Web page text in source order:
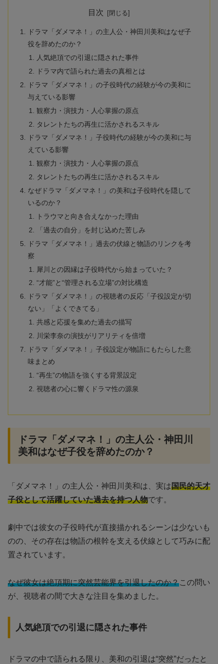
目次
ドラマ「ダメマネ！」の主人公・神田川美和はなぜ子
役を辞めたのか？
人気絶頂での引退に隠された事件
ドラマ内で語られた過去の真相とは
ドラマ「ダメマネ！」の子役時代の経験が今の美和に
与えている影響
観察力・演技力・人心掌握の原点
タレントたちの再生に活かされるスキル
ドラマ「ダメマネ！」子役時代の経験が今の美和に与
えている影響
観察力・演技力・人心掌握の原点
タレントたちの再生に活かされるスキル
なぜドラマ「ダメマネ！」の美和は子役時代を隠して
いるのか？
トラウマと向き合えなかった理由
「過去の自分」を封じ込めた苦しみ
ドラマ「ダメマネ！」過去の伏線と物語のリンクを考
察
犀川との因縁は子役時代から始まっていた？
“才能”と“管理される立場”の対比構造
ドラマ「ダメマネ！」の視聴者の反応「子役設定が切
ない」「よくできてる」
共感と応援を集めた過去の描写
川栄李奈の演技がリアリティを倍増
ドラマ「ダメマネ！」子役設定が物語にもたらした意
味まとめ
“再生”の物語を強くする背景設定
視聴者の心に響くドラマ性の源泉
ドラマ「ダメマネ！」の主人公・神田川
美和はなぜ子役を辞めたのか？
「ダメマネ！」の主人公・神田川美和は、実は国民的天才
子役として活躍していた過去を持つ人物です。
劇中では彼女の子役時代が直接描かれるシーンは少ないも
のの、その存在は物語の根幹を支える伏線として巧みに配
置されています。
なぜ彼女は絶頂期に突然芸能界を引退したのか？この問い
が、視聴者の間で大きな注目を集めました。
人気絶頂での引退に隠された事件
ドラマの中で語られる限り、美和の引退は“突然”だったと